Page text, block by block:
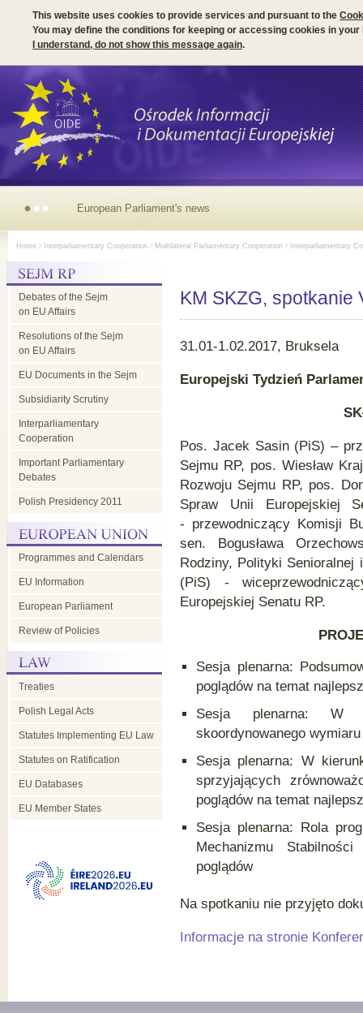
This website uses cookies to provide services and pursuant to the
You may define the conditions for keeping or accessing cookies in your
I understand, do not show this message again.
European Parliament's news
Home > Interparliamentary Cooperation > Multilateral Parliamentary Cooperation > Interparliamentary
Debates of the Sejm
on EU Affairs
Resolutions of the Sejm
on EU Affairs
EU Documents in the Sejm
Subsidiarity Scrutiny
Interparliamentary
Cooperation
Important Parliamentary
Debates
Polish Presidency 2011
Programmes and Calendars
EU Information
European Parliament
Review of Policies
Treaties
Polish Legal Acts
Statutes Implementing EU Law
Statutes on Ratification
EU Databases
EU Member States
KM SKZG, spotkanie
31.01-1.02.2017, Bruksela
Europejski Tydzień
Pos. Jacek Sasin (PiS) –
Sejmu RP, pos. Wiesław
Rozwoju Sejmu RP, pos.
Spraw Unii Europejskiej
- przewodniczący Komisji
sen. Bogusława
Rodziny, Polityki Senioralnej
(PiS) -
Europejskiej Senatu RP.
Sesja plenarna:
poglądów na temat
Sesja plenarna: W
skoordynowanego
Sesja plenarna: W
sprzyjających
poglądów na temat
Sesja plenarna: Rola
Mechanizmu
poglądów
Na spotkaniu nie przyjęto
Informacje na stronie